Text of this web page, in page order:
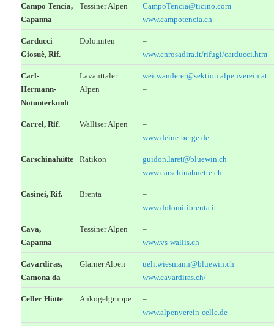
Campo Tencia,
Capanna
Tessiner Alpen
CampoTencia@ticino.com
www.campotencia.ch
Carducci
Giosuè, Rif.
Dolomiten
–
www.enrosadira.it/rifugi/carducci.htm
Carl-
Hermann-
Notunterkunft
Lavanttaler
Alpen
weitwanderer@sektion.alpenverein.at
–
Carrel, Rif. Walliser Alpen
–
www.deine-berge.de
Carschinahütte Rätikon
guidon.laret@bluewin.ch
www.carschinahuette.ch
Casinei, Rif. Brenta
–
www.dolomitibrenta.it
Cava,
Capanna
Tessiner Alpen
–
www.vs-wallis.ch
Cavardiras,
Camona da
Glarner Alpen
ueli.wiesmann@bluewin.ch
www.cavardiras.ch/
Celler Hütte Ankogelgruppe
–
www.alpenverein-celle.de